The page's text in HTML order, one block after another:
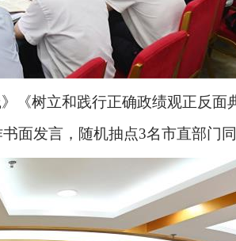
《树立和践行正确政绩观正反面
面发言，随机抽点3名市直部门同